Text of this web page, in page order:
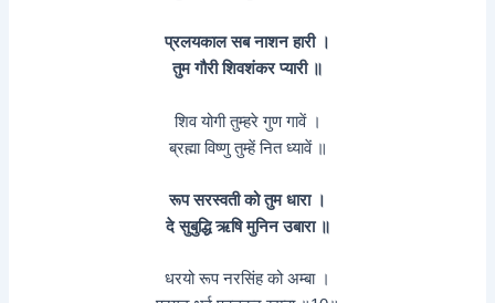
प्रलयकाल सब नाशन हारी ।
तुम गौरी शिवशंकर प्यारी ॥
शिव योगी तुम्हरे गुण गावें ।
ब्रह्मा विष्णु तुम्हें नित ध्यावें ॥
रूप सरस्वती को तुम धारा ।
दे सुबुद्धि ऋषि मुनिन उबारा ॥
धरयो रूप नरसिंह को अम्बा ।